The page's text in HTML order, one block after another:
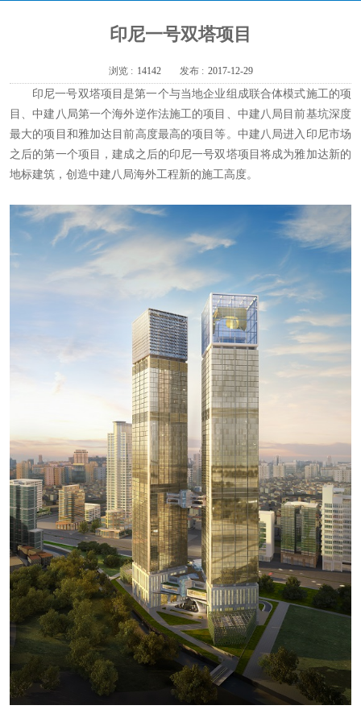
印尼一号双塔项目
浏览 : 14142 发布 : 2017-12-29
印尼一号双塔项目是第一个与当地企业组成联合体模式施工的项
目、中建八局第一个海外逆作法施工的项目、中建八局目前基坑深度
最大的项目和雅加达目前高度最高的项目等。中建八局进入印尼市场
之后的第一个项目，建成之后的印尼一号双塔项目将成为雅加达新的
地标建筑，创造中建八局海外工程新的施工高度。